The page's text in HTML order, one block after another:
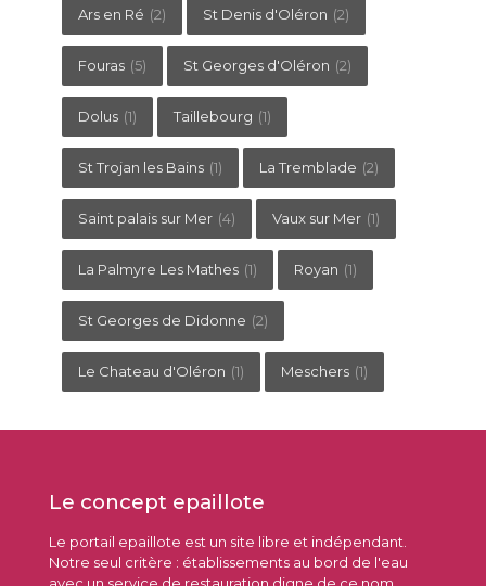
Ars en Ré (2) St Denis d'Oléron (2)
Fouras (5) St Georges d'Oléron (2)
Dolus (1) Taillebourg (1)
St Trojan les Bains (1) La Tremblade (2)
Saint palais sur Mer (4) Vaux sur Mer (1)
La Palmyre Les Mathes (1) Royan (1)
St Georges de Didonne (2)
Le Chateau d'Oléron (1) Meschers (1)
Le concept epaillote
Le portail epaillote est un site libre et indépendant.
Notre seul critère : établissements au bord de l'eau